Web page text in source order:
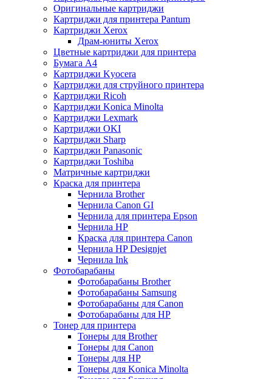
Оригинальные картриджи
Картриджи для принтера Pantum
Картриджи Xerox
Драм-юниты Xerox
Цветные картриджи для принтера
Бумага А4
Картриджи Kyocera
Картриджи для струйного принтера
Картриджи Ricoh
Картриджи Konica Minolta
Картриджи Lexmark
Картриджи OKI
Картриджи Sharp
Картриджи Panasonic
Картриджи Toshiba
Матричные картриджи
Краска для принтера
Чернила Brother
Чернила Canon GI
Чернила для принтера Epson
Чернила HP
Краска для принтера Canon
Чернила HP Designjet
Чернила Ink
Фотобарабаны
Фотобарабаны Brother
Фотобарабаны Samsung
Фотобарабаны для Canon
Фотобарабаны для HP
Тонер для принтера
Тонеры для Brother
Тонеры для Canon
Тонеры для HP
Тонеры для Konica Minolta